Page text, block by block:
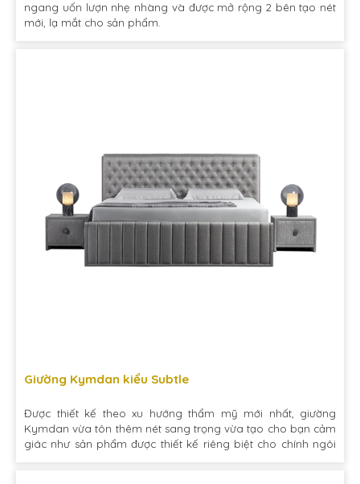
ngang uốn lượn nhẹ nhàng và được mở rộng 2 bên tạo nét
mới, lạ mắt cho sản phẩm.
Giường Kymdan kiểu Subtle
Được thiết kế theo xu hướng thẩm mỹ mới nhất, giường
Kymdan vừa tôn thêm nét sang trọng vừa tạo cho bạn cảm
giác như sản phẩm được thiết kế riêng biệt cho chính ngôi